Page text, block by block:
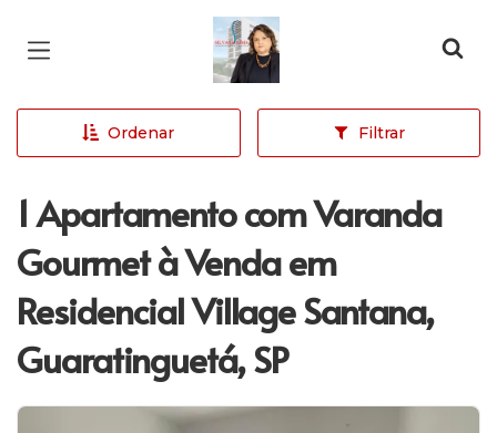
Página inicial
Ordenar Filtrar
1 Apartamento com Varanda
Gourmet à Venda em
Residencial Village Santana,
Guaratinguetá, SP